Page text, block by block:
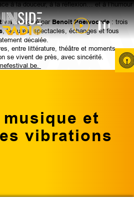
à la douceur, à la réflexion… et à l’humour
, imaginé parBenoît Poelvoorde: trois
, lectures, spectacles, échanges et fous
décalée.
entre littérature, théâtre et moments
se vivent de près, avec sincérité.
et
vibrations